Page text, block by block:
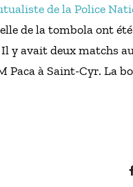
de la Police
de la tombola ont
y avait deux matchs
Paca à Saint-Cyr. La